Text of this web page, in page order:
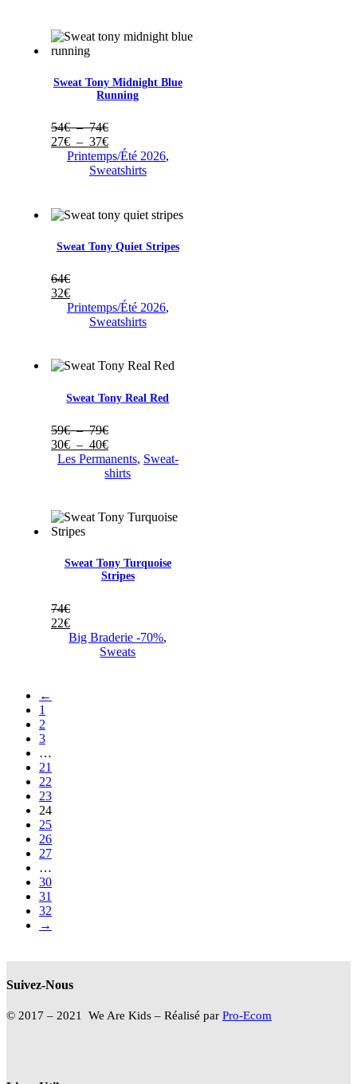
40€
Sweat Tony Midnight Blue
Running
54€ – 74€Plage
de
prix :
54€
27€ – 37€Plage
de
prix :
37€
Printemps/Été 2026,
Sweatshirts
Sweat Tony Quiet Stripes
64€
32€
Printemps/Été 2026,
Sweatshirts
Sweat Tony Real Red
59€ – 79€Plage
de
prix :
59€
30€ – 40€Plage
de
prix :
40€
Les Permanents, Sweat-
shirts
Sweat Tony Turquoise
Stripes
74€
22€
Big Braderie -70%,
Sweats
←
1
2
3
…
21
22
23
24
25
26
27
…
30
31
32
→
Suivez-Nous
© 2017 – 2021 We Are Kids – Réalisé par Pro-Ecom